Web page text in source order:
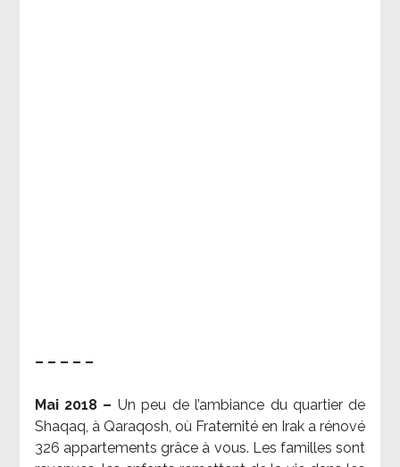
– – – – –
Mai 2018 – Un peu de l’ambiance du quartier de
Shaqaq, à Qaraqosh, où Fraternité en Irak a rénové
326 appartements grâce à vous. Les familles sont